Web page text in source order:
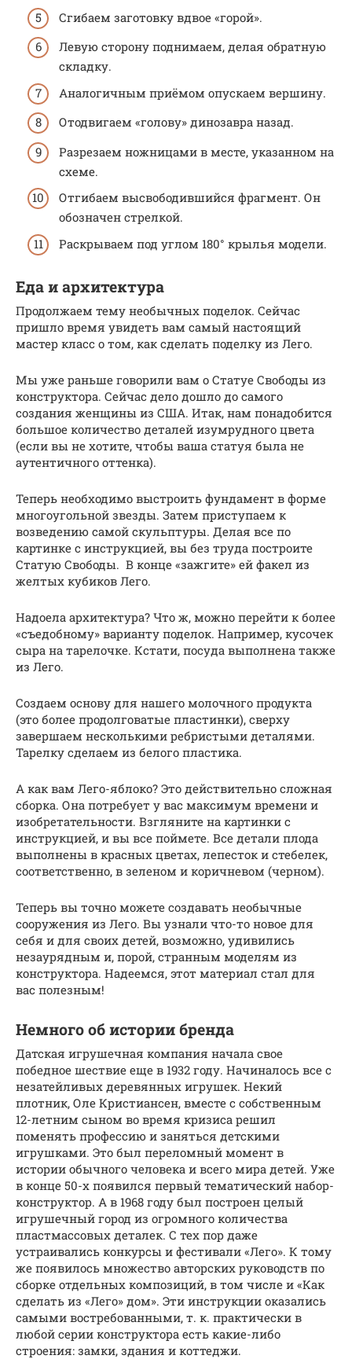
Сгибаем заготовку вдвое «горой».
Левую сторону поднимаем, делая обратную
складку.
Аналогичным приёмом опускаем вершину.
Отодвигаем «голову» динозавра назад.
Разрезаем ножницами в месте, указанном на
схеме.
Отгибаем высвободившийся фрагмент. Он
обозначен стрелкой.
Раскрываем под углом 180° крылья модели.
Еда и архитектура
Продолжаем тему необычных поделок. Сейчас
пришло время увидеть вам самый настоящий
мастер класс о том, как сделать поделку из Лего.
Мы уже раньше говорили вам о Статуе Свободы из
конструктора. Сейчас дело дошло до самого
создания женщины из США. Итак, нам понадобится
большое количество деталей изумрудного цвета
(если вы не хотите, чтобы ваша статуя была не
аутентичного оттенка).
Теперь необходимо выстроить фундамент в форме
многоугольной звезды. Затем приступаем к
возведению самой скульптуры. Делая все по
картинке с инструкцией, вы без труда построите
Статую Свободы. В конце «зажгите» ей факел из
желтых кубиков Лего.
Надоела архитектура? Что ж, можно перейти к более
«съедобному» варианту поделок. Например, кусочек
сыра на тарелочке. Кстати, посуда выполнена также
из Лего.
Создаем основу для нашего молочного продукта
(это более продолговатые пластинки), сверху
завершаем несколькими ребристыми деталями.
Тарелку сделаем из белого пластика.
А как вам Лего-яблоко? Это действительно сложная
сборка. Она потребует у вас максимум времени и
изобретательности. Взгляните на картинки с
инструкцией, и вы все поймете. Все детали плода
выполнены в красных цветах, лепесток и стебелек,
соответственно, в зеленом и коричневом (черном).
Теперь вы точно можете создавать необычные
сооружения из Лего. Вы узнали что-то новое для
себя и для своих детей, возможно, удивились
незаурядным и, порой, странным моделям из
конструктора. Надеемся, этот материал стал для
вас полезным!
Немного об истории бренда
Датская игрушечная компания начала свое
победное шествие еще в 1932 году. Начиналось все с
незатейливых деревянных игрушек. Некий
плотник, Оле Кристиансен, вместе с собственным
12-летним сыном во время кризиса решил
поменять профессию и заняться детскими
игрушками. Это был переломный момент в
истории обычного человека и всего мира детей. Уже
в конце 50-х появился первый тематический набор-
конструктор. А в 1968 году был построен целый
игрушечный город из огромного количества
пластмассовых деталек. С тех пор даже
устраивались конкурсы и фестивали «Лего». К тому
же появилось множество авторских руководств по
сборке отдельных композиций, в том числе и «Как
сделать из «Лего» дом». Эти инструкции оказались
самыми востребованными, т. к. практически в
любой серии конструктора есть какие-либо
строения: замки, здания и коттеджи.